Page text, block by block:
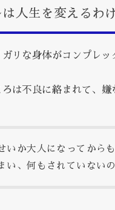
は人生を変えるわ
リな身体がコンプレッ
は不良に絡まれて、嫌
いか大人になってから
い、何もされていない